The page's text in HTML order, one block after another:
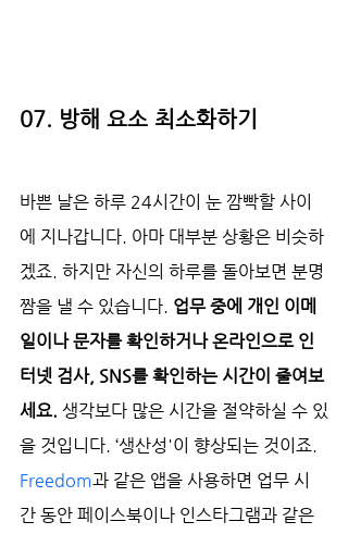
07. 방해 요소 최소화하기
바쁜 날은 하루 24시간이 눈 깜빡할 사이
에 지나갑니다. 아마 대부분 상황은 비슷하
겠죠. 하지만 자신의 하루를 돌아보면 분명
짬을 낼 수 있습니다. 업무 중에 개인 이메
일이나 문자를 확인하거나 온라인으로 인
터넷 검사, SNS를 확인하는 시간이 줄여보
세요. 생각보다 많은 시간을 절약하실 수 있
을 것입니다. ‘생산성'이 향상되는 것이죠.
Freedom과 같은 앱을 사용하면 업무 시
간 동안 페이스북이나 인스타그램과 같은